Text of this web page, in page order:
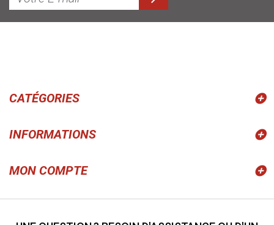
CATÉGORIES
INFORMATIONS
MON COMPTE